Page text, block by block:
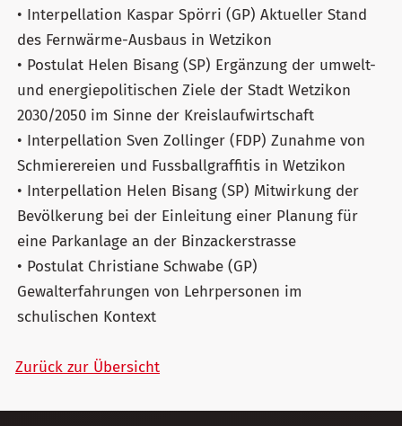
• Interpellation Kaspar Spörri (GP) Aktueller Stand
des Fernwärme-Ausbaus in Wetzikon
• Postulat Helen Bisang (SP) Ergänzung der umwelt-
und energiepolitischen Ziele der Stadt Wetzikon
2030/2050 im Sinne der Kreislaufwirtschaft
• Interpellation Sven Zollinger (FDP) Zunahme von
Schmierereien und Fussballgraffitis in Wetzikon
• Interpellation Helen Bisang (SP) Mitwirkung der
Bevölkerung bei der Einleitung einer Planung für
eine Parkanlage an der Binzackerstrasse
• Postulat Christiane Schwabe (GP)
Gewalterfahrungen von Lehrpersonen im
schulischen Kontext
Zurück zur Übersicht